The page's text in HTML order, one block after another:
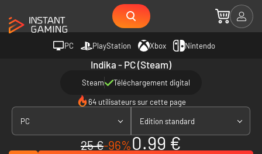
PC PlayStation Xbox Nintendo
Indika - PC (Steam)
Steam Téléchargement digital
64 utilisateurs sur cette page
PC Edition standard
25 €-96%0.99 €